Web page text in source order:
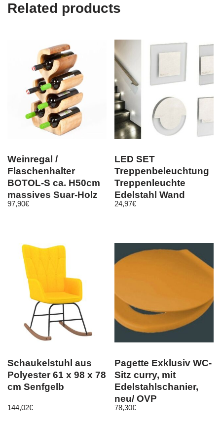
Related products
Weinregal /
Flaschenhalter
BOTOL-S ca. H50cm
massives Suar-Holz
Wein-Flaschen
97,90€
LED SET
Treppenbeleuchtung
Treppenleuchte
Edelstahl Wand
Stufen inkl Trafo
24,97€
Schaukelstuhl aus
Polyester 61 x 98 x 78
cm Senfgelb
144,02€
Pagette Exklusiv WC-
Sitz curry, mit
Edelstahlschanier,
neu/ OVP
78,30€